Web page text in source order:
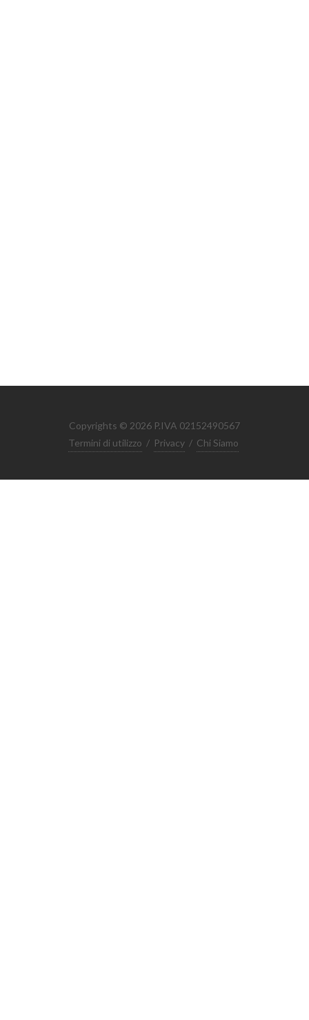
Copyrights © 2026 P.IVA 02152490567
Termini di utilizzo / Privacy / Chi Siamo